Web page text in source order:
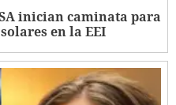
inician caminata para
en la EEI